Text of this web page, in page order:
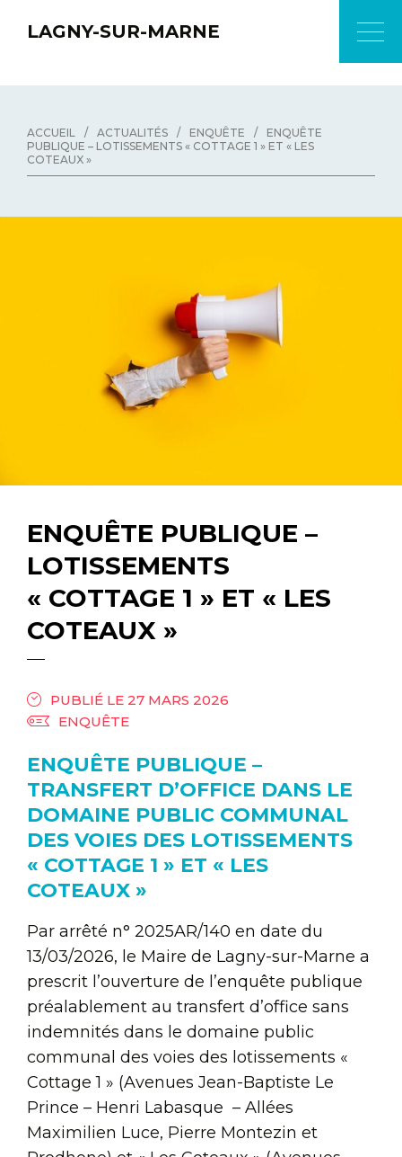
LAGNY-SUR-MARNE
ACCUEIL / ACTUALITÉS / ENQUÊTE /
ENQUÊTE
PUBLIQUE – LOTISSEMENTS « COTTAGE 1 » ET « LES
COTEAUX »
ENQUÊTE PUBLIQUE –
LOTISSEMENTS
« COTTAGE 1 » ET « LES
COTEAUX »
PUBLIÉ LE 27 MARS 2026
ENQUÊTE
ENQUÊTE PUBLIQUE –
TRANSFERT D’OFFICE DANS LE
DOMAINE PUBLIC COMMUNAL
DES VOIES DES LOTISSEMENTS
« COTTAGE 1 » ET « LES
COTEAUX »
Par arrêté n° 2025AR/140 en date du
13/03/2026, le Maire de Lagny-sur-Marne a
prescrit l’ouverture de l’enquête publique
préalablement au transfert d’office sans
indemnités dans le domaine public
communal des voies des lotissements «
Cottage 1 » (Avenues Jean-Baptiste Le
Prince – Henri Labasque – Allées
Maximilien Luce, Pierre Montezin et